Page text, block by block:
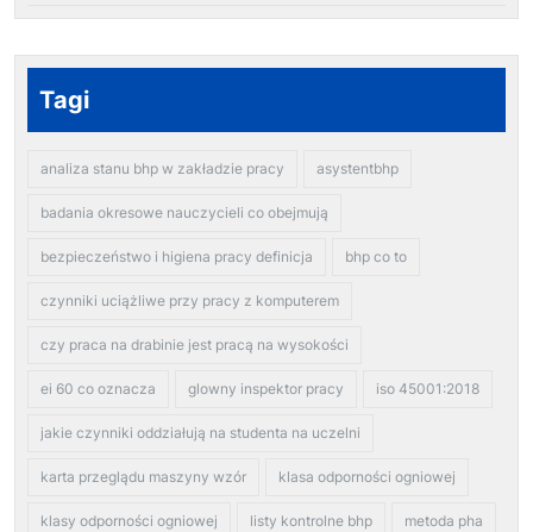
Tagi
analiza stanu bhp w zakładzie pracy asystentbhp
badania okresowe nauczycieli co obejmują
bezpieczeństwo i higiena pracy definicja bhp co to
czynniki uciążliwe przy pracy z komputerem
czy praca na drabinie jest pracą na wysokości
ei 60 co oznacza glowny inspektor pracy iso 45001:2018
jakie czynniki oddziałują na studenta na uczelni
karta przeglądu maszyny wzór klasa odporności ogniowej
klasy odporności ogniowej listy kontrolne bhp metoda pha